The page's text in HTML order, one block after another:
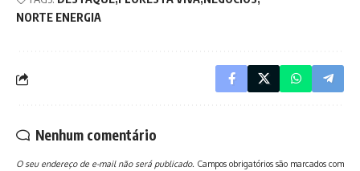
NORTE ENERGIA
Nenhum comentário
O seu endereço de e-mail não será publicado. Campos obrigatórios são marcados com